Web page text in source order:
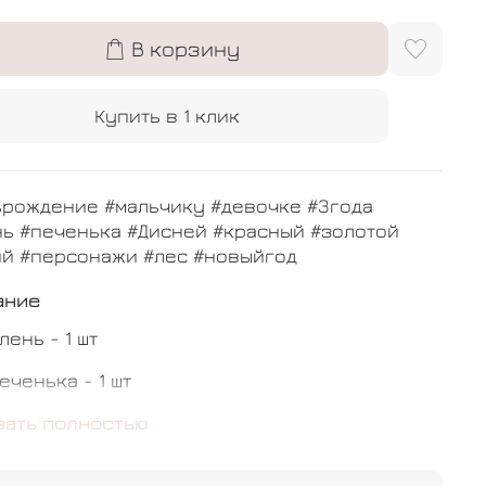
В корзину
Купить в 1 клик
#мальчику #девочке #3года
#печенька #Дисней #красный #золотой
#персонажи #лес #новыйгод
- 1 шт
- 1 шт
- 3 шт
полностью